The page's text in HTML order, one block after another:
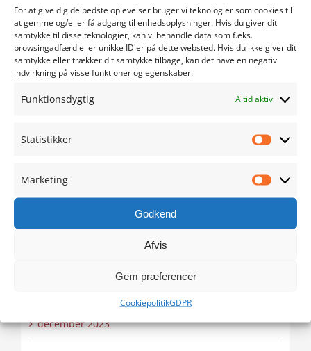
For at give dig de bedste oplevelser bruger vi teknologier som cookies til
at gemme og/eller få adgang til enhedsoplysninger. Hvis du giver dit
samtykke til disse teknologier, kan vi behandle data som f.eks.
browsingadfærd eller unikke ID'er på dette websted. Hvis du ikke giver dit
samtykke eller trækker dit samtykke tilbage, kan det have en negativ
indvirkning på visse funktioner og egenskaber.
Funktionsdygtig Altid aktiv
Statistikker
Marketing
Godkend
Afvis
Gem præferencer
CookiepolitikGDPR
september 2024
august 2024
april 2024
december 2023